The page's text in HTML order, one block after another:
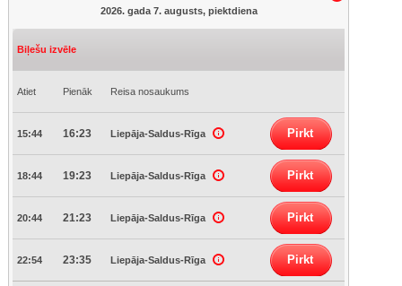
2026. gada 7. augusts, piektdiena
Biļešu izvēle
Atiet Pienāk Reisa nosaukums
15:44 16:23 Liepāja-Saldus-Rīga Pirkt
18:44 19:23 Liepāja-Saldus-Rīga Pirkt
20:44 21:23 Liepāja-Saldus-Rīga Pirkt
22:54 23:35 Liepāja-Saldus-Rīga Pirkt